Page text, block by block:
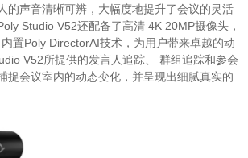
的声音清晰可辨，大幅度地提升了会议的灵活
Studio V52还配备了高清 4K 20MP摄像头，
置Poly DirectorAI技术，为用户带来卓越的动
V52所提供的发言人追踪、 群组追踪和参会
捉会议室内的动态变化，并呈现出细腻真实的